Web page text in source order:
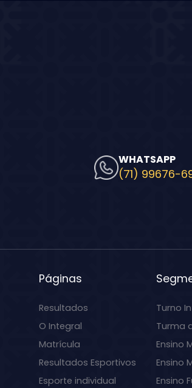
WHATSAPP
(71) 99676-
Páginas
Resultados
O Integral
Matrícula
Resultados Esportivos
Esporte individual
Turno
Turma
Ensino
Ensino
Ensino